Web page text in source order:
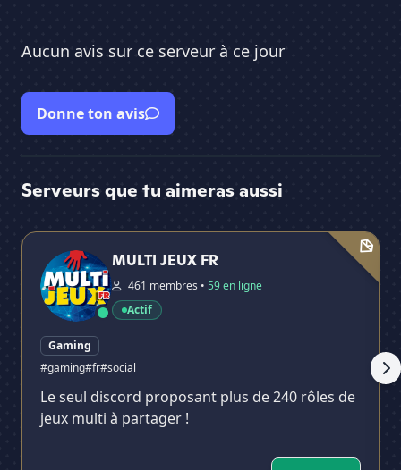
Aucun avis sur ce serveur à ce jour
Donne ton avis
Serveurs que tu aimeras aussi
MULTI JEUX FR
MULTI JEUX FR
461 membres • 59 en ligne
Actif
Gaming
#gaming#fr#social
Le seul discord proposant plus de 240 rôles de
jeux multi à partager !